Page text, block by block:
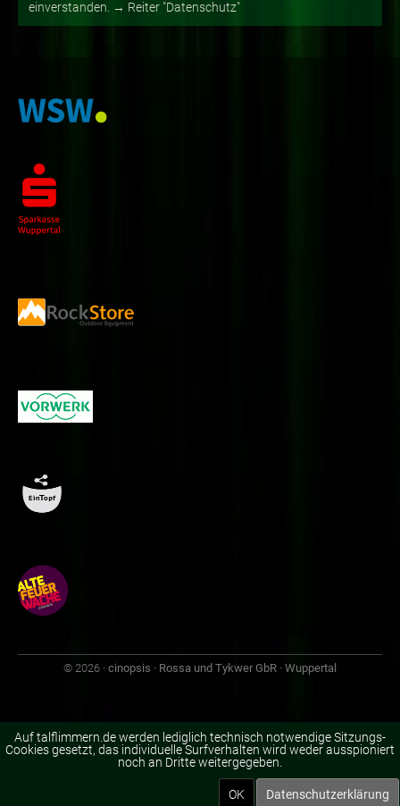
einverstanden. → Reiter "Datenschutz"
© 2026 · cinopsis · Rossa und Tykwer GbR · Wuppertal
Auf talflimmern.de werden lediglich technisch notwendige Sitzungs-
Cookies gesetzt, das individuelle Surfverhalten wird weder ausspioniert
noch an Dritte weitergegeben.
Datenschutzerklärung
OK